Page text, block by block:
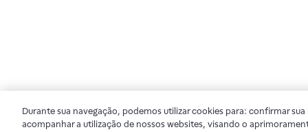
Durante sua navegação, podemos utilizar cookies para: confirmar
acompanhar a utilização de nossos websites, visando o